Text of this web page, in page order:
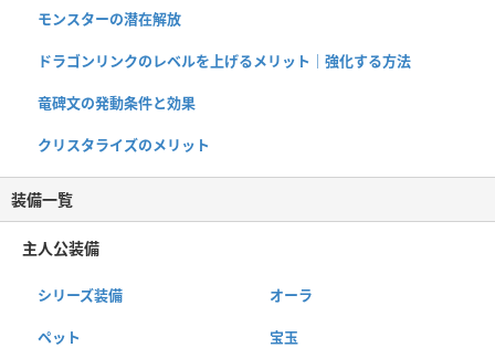
モンスターの潜在解放
ドラゴンリンクのレベルを上げるメリット｜強化する方法
竜碑文の発動条件と効果
クリスタライズのメリット
装備一覧
主人公装備
シリーズ装備 オーラ
ペット 宝玉